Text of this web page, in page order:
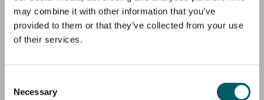
may combine it with other information that you’ve
provided to them or that they’ve collected from your use
of their services.
Selection
Necessary
bæredygtighedsmæssigt og
økonomisk.
arbejde går ud på at forstå